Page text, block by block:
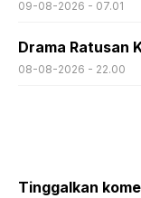
09-08-2026 - 07.01
Drama Ratusan
08-08-2026 - 22.00
Tinggalkan